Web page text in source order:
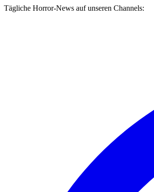
Tägliche Horror-News auf unseren Channels: